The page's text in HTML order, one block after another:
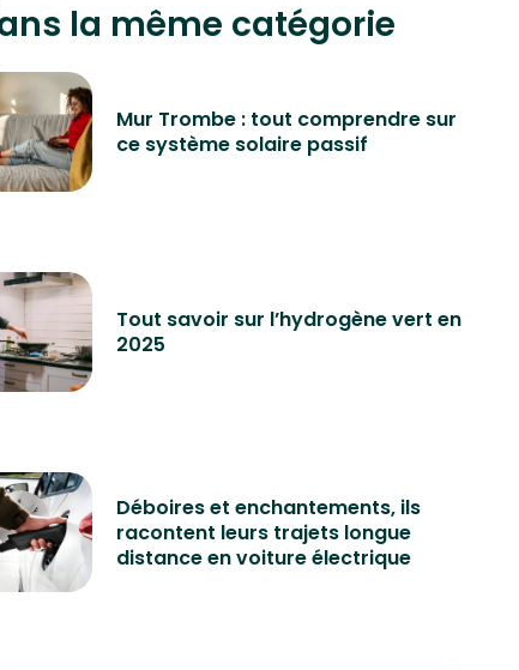
la même catégorie
Mur Trombe : tout comprendre sur
ce système solaire passif
Tout savoir sur l’hydrogène vert en
2025
Déboires et enchantements, ils
racontent leurs trajets longue
distance en voiture électrique